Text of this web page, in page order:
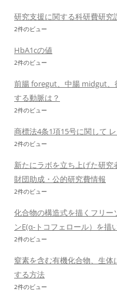
研究支援に関する科研費研究
2件のビュー
HbA1cの値
2件のビュー
前腸 foregut、中腸 midgut
する動脈は？
2件のビュー
商標法4条1項15号に関して
2件のビュー
新たにラボを立ち上げた研
財団助成・公的研究費情報
2件のビュー
化合物の構造式を描くフリ
ンE(α-トコフェロール）を描
2件のビュー
窒素を含む有機化合物、生
する方法
2件のビュー